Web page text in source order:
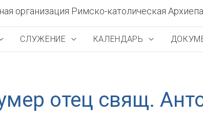
организация Римско-католическая
СЛУЖЕНИЕ КАЛЕНДАРЬ
отец свящ.